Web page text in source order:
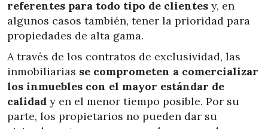
referentes para todo tipo de clientes y, en
algunos casos también, tener la prioridad para
propiedades de alta gama.
A través de los contratos de exclusividad, las
inmobiliarias se comprometen a comercializar
los inmuebles con el mayor estándar de
calidad y en el menor tiempo posible. Por su
parte, los propietarios no pueden dar su